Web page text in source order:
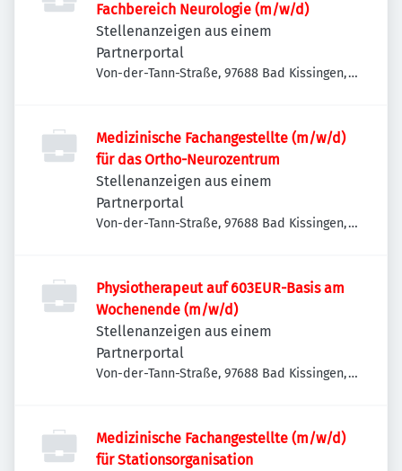
Fachbereich Neurologie (m/w/d)
Stellenanzeigen aus einem
Partnerportal
Von-der-Tann-Straße, 97688 Bad Kissingen,
Medizinische Fachangestellte (m/w/d)
für das Ortho-Neurozentrum
Stellenanzeigen aus einem
Partnerportal
Von-der-Tann-Straße, 97688 Bad Kissingen,
Physiotherapeut auf 603EUR-Basis am
Wochenende (m/w/d)
Stellenanzeigen aus einem
Partnerportal
Von-der-Tann-Straße, 97688 Bad Kissingen,
Medizinische Fachangestellte (m/w/d)
für Stationsorganisation